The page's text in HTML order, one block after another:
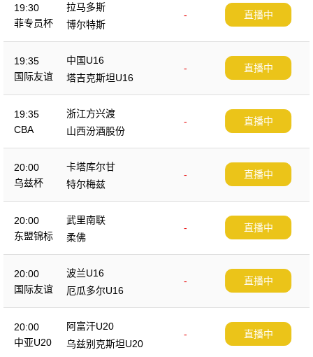
19:30
菲专员杯
拉马多斯
-
博尔特斯
直播中
19:35
国际友谊
中国U16
-
塔吉克斯坦U16
直播中
19:35
CBA
浙江方兴渡
-
山西汾酒股份
直播中
20:00
乌兹杯
卡塔库尔甘
-
特尔梅兹
直播中
20:00
东盟锦标
武里南联
-
柔佛
直播中
20:00
国际友谊
波兰U16
-
厄瓜多尔U16
直播中
20:00
中亚U20
阿富汗U20
-
乌兹别克斯坦U20
直播中